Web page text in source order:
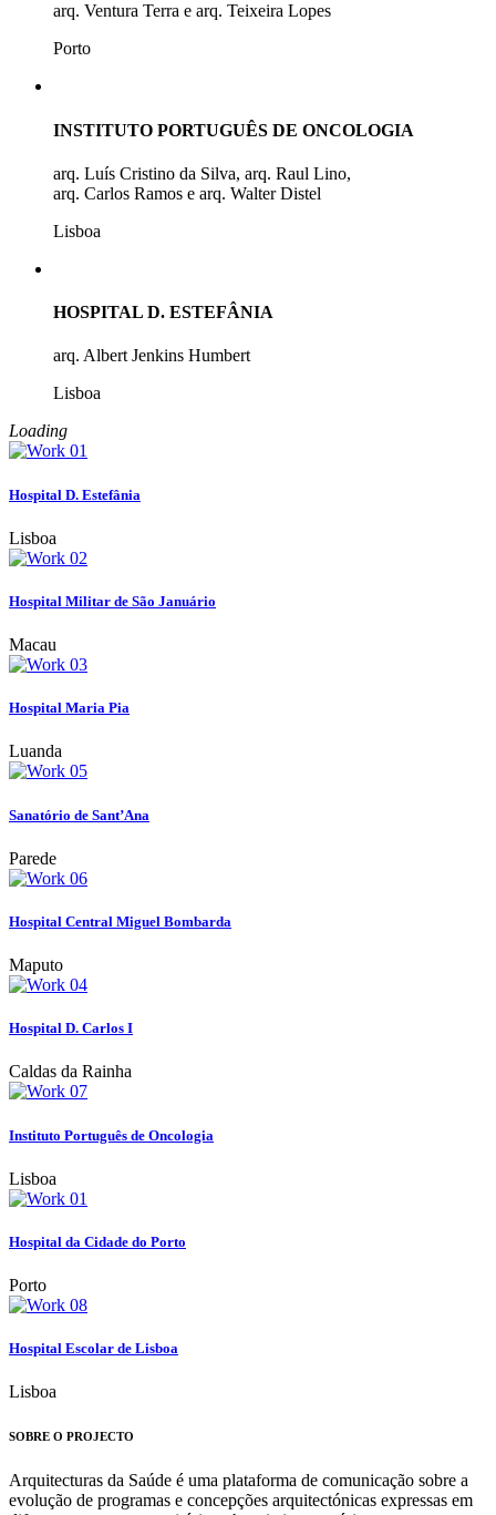
arq. Ventura Terra e arq. Teixeira Lopes
Porto
INSTITUTO PORTUGUÊS DE ONCOLOGIA
arq. Luís Cristino da Silva, arq. Raul Lino,
arq. Carlos Ramos e arq. Walter Distel
Lisboa
HOSPITAL D. ESTEFÂNIA
arq. Albert Jenkins Humbert
Lisboa
Loading
Hospital D. Estefânia
Lisboa
Hospital Militar de São Januário
Macau
Hospital Maria Pia
Luanda
Sanatório de Sant’Ana
Parede
Hospital Central Miguel Bombarda
Maputo
Hospital D. Carlos I
Caldas da Rainha
Instituto Português de Oncologia
Lisboa
Hospital da Cidade do Porto
Porto
Hospital Escolar de Lisboa
Lisboa
SOBRE O PROJECTO
Arquitecturas da Saúde é uma plataforma de comunicação sobre a
evolução de programas e concepções arquitectónicas expressas em